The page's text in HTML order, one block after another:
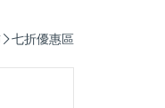
七折優惠區